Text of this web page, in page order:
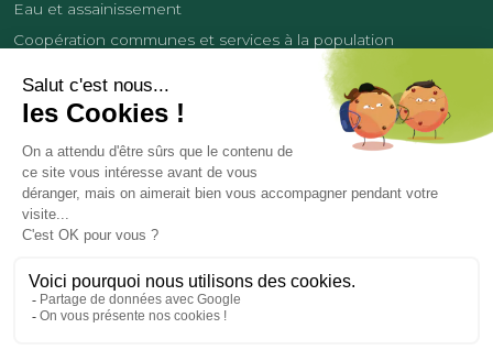
Eau et assainissement
Coopération communes et services à la population
Développement économique
Contact Tourisme
Politique de confidentialité
Mentions légales
Demande de données personnelles